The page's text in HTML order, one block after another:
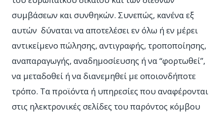
συμβάσεων και συνθηκών. Συνεπώς, κανένα εξ
αυτών δύναται να αποτελέσει εν όλω ή εν μέρει
αντικείμενο πώλησης, αντιγραφής, τροποποίησης,
αναπαραγωγής, αναδημοσίευσης ή να “φορτωθεί”,
να μεταδοθεί ή να διανεμηθεί με οποιονδήποτε
τρόπο. Τα προϊόντα ή υπηρεσίες που αναφέρονται
στις ηλεκτρονικές σελίδες του παρόντος κόμβου